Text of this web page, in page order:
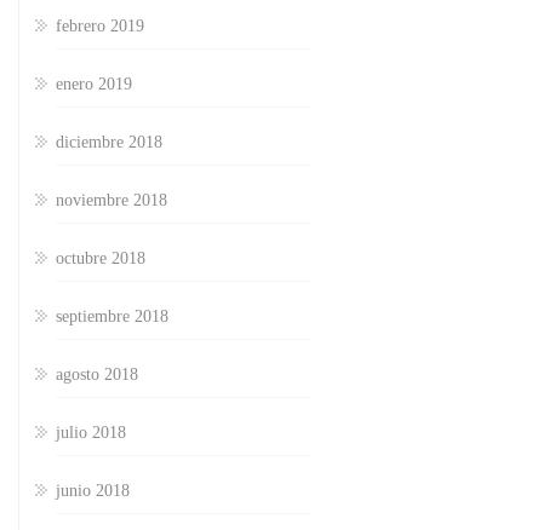
febrero 2019
enero 2019
diciembre 2018
noviembre 2018
octubre 2018
septiembre 2018
agosto 2018
julio 2018
junio 2018